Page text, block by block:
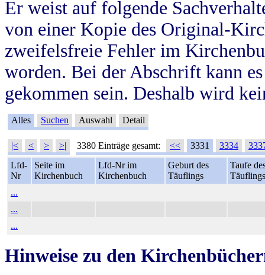
Er weist auf folgende
von einer Kopie des Original-
zweifelsfreie Fehler im
worden. Bei der Abschrift kann
gekommen sein. Deshalb wird
Alles Suchen Auswahl Detail
|< < > >| 3380 Einträge gesamt: << 3331 3334
Lfd-
Nr
Seite im
Kirchenbuch
Lfd-Nr im
Kirchenbuch
Geburt des
Täuflings
Taufe
Täuflings
...
...
...
Hinweise zu den